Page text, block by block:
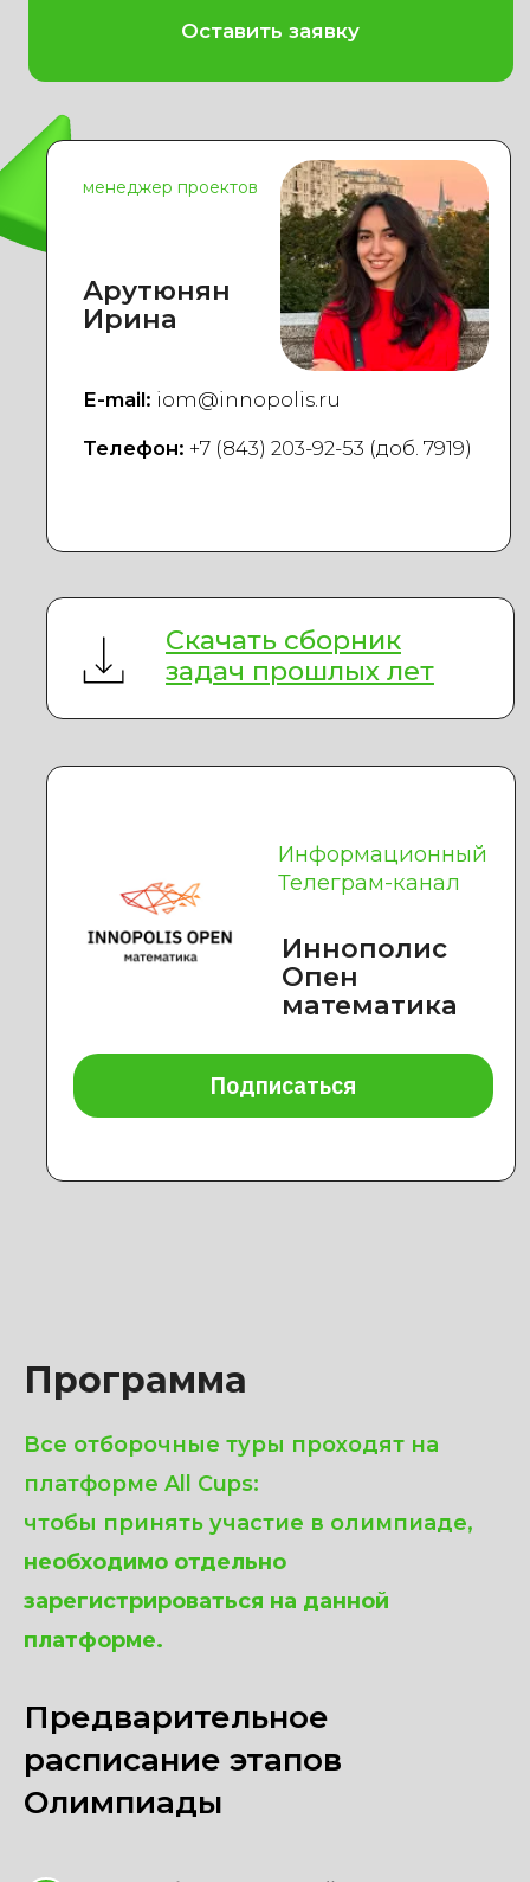
Программа
Все отборочные туры проходят на
платформе All Cups:
чтобы принять участие в олимпиаде,
необходимо отдельно
зарегистрироваться на данной
платформе.
Предварительное
расписание этапов
Олимпиады